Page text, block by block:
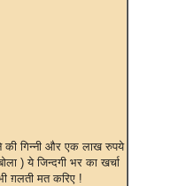
की गिन्नी और एक लाख रुपये
) ये जिन्दगी भर का खर्चा
ग़लती मत करिए !